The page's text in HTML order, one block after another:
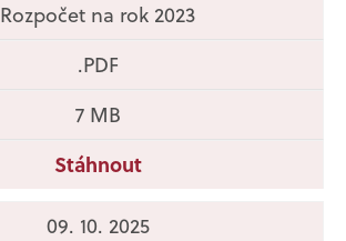
Rozpočet na rok 2023
.PDF
7 MB
Stáhnout
09. 10. 2025